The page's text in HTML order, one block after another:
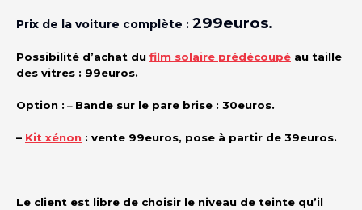
Prix de la voiture complète : 299euros.
Possibilité d’achat du film solaire prédécoupé au taille
des vitres : 99euros.
Option : – Bande sur le pare brise : 30euros.
– Kit xénon : vente 99euros, pose à partir de 39euros.
Le client est libre de choisir le niveau de teinte qu’il